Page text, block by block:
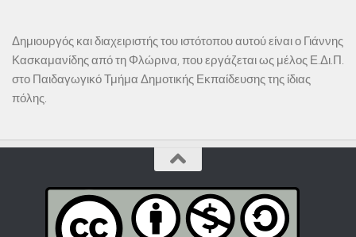
Δημιουργός και διαχειριστής του ιστότοπου αυτού είναι ο Γιάννης
Κασκαμανίδης από τη Φλώρινα, που εργάζεται ως μέλος Ε.Δι.Π.
στο Παιδαγωγικό Τμήμα Δημοτικής Εκπαίδευσης της ίδιας
πόλης.